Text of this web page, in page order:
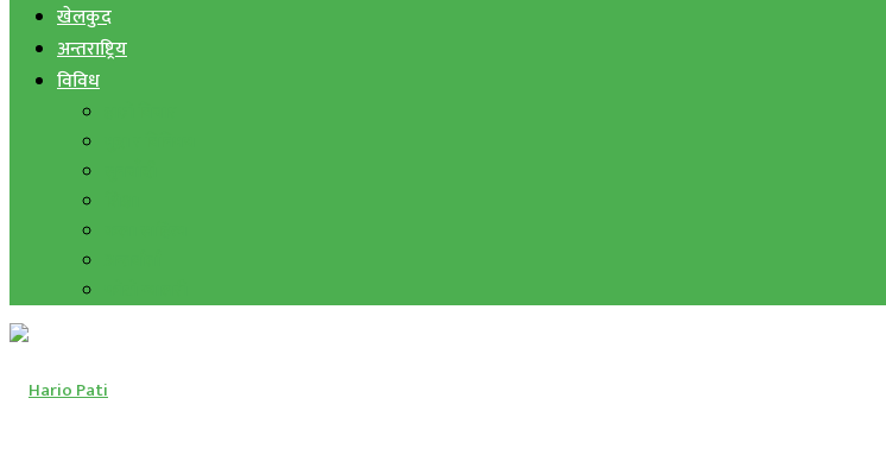
खेलकुद
अन्तराष्ट्रिय
विविध